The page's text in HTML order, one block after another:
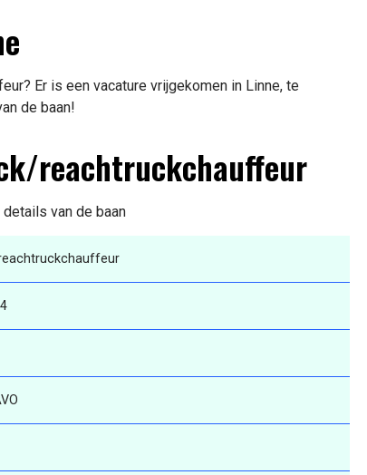
Er is een vacature vrijgekomen in Linne, te
de baan!
reachtruckchauffeur
van de baan